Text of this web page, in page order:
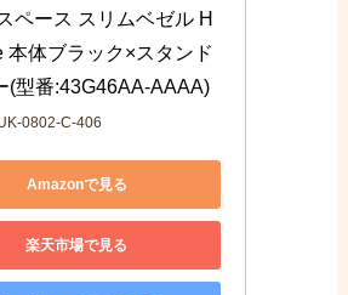
ペース スリムベゼル H
本体ブラック×スタンド
(型番:43G46AA-AAAA)
0802-C-406
Amazonで見る
楽天市場で見る